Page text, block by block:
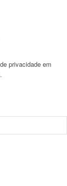
privacidade em